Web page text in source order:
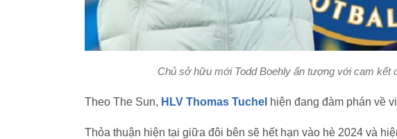
Chủ sở hữu mới Todd Boehly ấn tượng với cam kết
Theo The Sun, HLV Thomas Tuchel hiện đang đàm phán về
Thỏa thuận hiện tại giữa đôi bên sẽ hết hạn vào hè 2024 và